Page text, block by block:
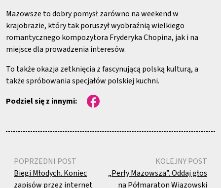
Mazowsze to dobry pomysł zarówno na weekend w
krajobrazie, który tak poruszył wyobraźnią wielkiego
romantycznego kompozytora Fryderyka Chopina, jak i na
miejsce dla prowadzenia interesów.
To także okazja zetknięcia z fascynującą polską kulturą, a
także spróbowania specjałów polskiej kuchni.
Podziel się z innymi:
POPRZEDNI POST
Biegi Młodych. Koniec
zapisów przez internet
KOLEJNY POST
„Perły Mazowsza”. Oddaj głos
na Półmaraton Wiązowski